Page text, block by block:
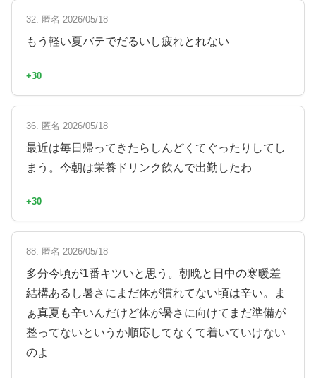
32. 匿名 2026/05/18
もう軽い夏バテでだるいし疲れとれない
+30
36. 匿名 2026/05/18
最近は毎日帰ってきたらしんどくてぐったりしてし
まう。今朝は栄養ドリンク飲んで出勤したわ
+30
88. 匿名 2026/05/18
多分今頃が1番キツいと思う。朝晩と日中の寒暖差
結構あるし暑さにまだ体が慣れてない頃は辛い。ま
ぁ真夏も辛いんだけど体が暑さに向けてまだ準備が
整ってないというか順応してなくて着いていけない
のよ